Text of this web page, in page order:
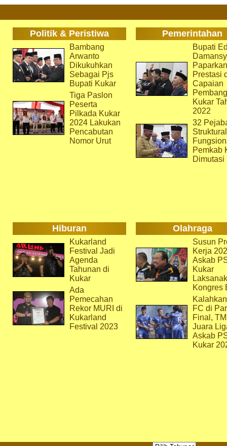
Politik & Peristiwa Pemerintahan
Bambang
Arwanto
Dikukuhkan
Sebagai Pjs
Bupati Kukar
Tiga Paslon
Peserta
Pilkada Kukar
2024 Lakukan
Pencabutan
Nomor Urut
Bupati
Paparkan
Prestasi
Capaian
Kukar
2022
32
Pemkab
Dimutasi
Hiburan Olahraga
Kukarland
Festival Jadi
Agenda
Tahunan di
Kukar
Ada
Pemecahan
Rekor MURI di
Kukarland
Festival 2023
Susun
Kerja
Askab
Kukar
Kongres
FC di
Final,
Juara
Askab
Kukar